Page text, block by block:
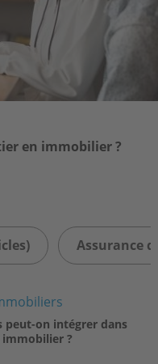
en immobilier ?
Assurance
peut-on intégrer dans
?